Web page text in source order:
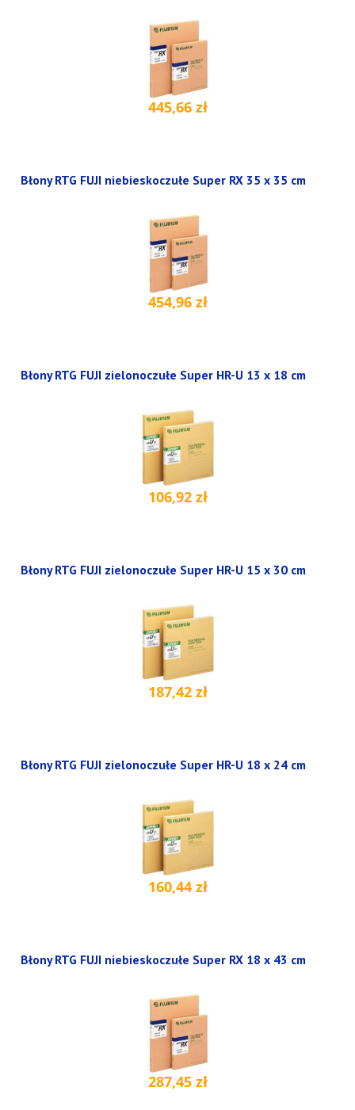
445,66 zł
Błony RTG FUJI niebieskoczułe Super RX 35 x 35 cm
454,96 zł
Błony RTG FUJI zielonoczułe Super HR-U 13 x 18 cm
106,92 zł
Błony RTG FUJI zielonoczułe Super HR-U 15 x 30 cm
187,42 zł
Błony RTG FUJI zielonoczułe Super HR-U 18 x 24 cm
160,44 zł
Błony RTG FUJI niebieskoczułe Super RX 18 x 43 cm
287,45 zł